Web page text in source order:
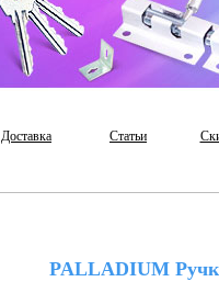
Доставка Статьи
PALLADIUM